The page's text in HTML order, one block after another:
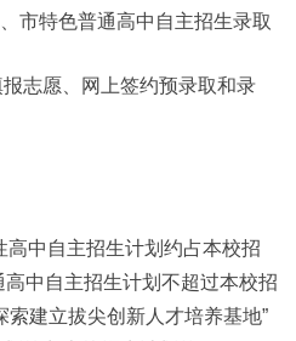
特色普通高中自主招生录取
愿、网上签约预录取和录
中自主招生计划约占本校招
中自主招生计划不超过本校招
索建立拔尖创新人才培养基地”